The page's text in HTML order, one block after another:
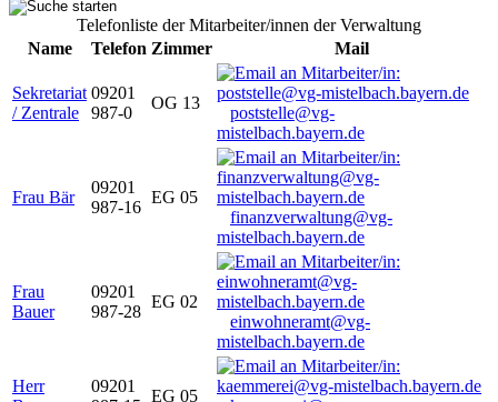
Telefonliste der Mitarbeiter/innen der Verwaltung
Name
Telefon Zimmer Mail
Sekretariat
/ Zentrale
09201
987-0
OG 13
poststelle@vg-
mistelbach.bayern.de
Frau Bär
09201
987-16
EG 05
finanzverwaltung@vg-
mistelbach.bayern.de
Frau
Bauer
09201
987-28
EG 02
einwohneramt@vg-
mistelbach.bayern.de
Herr
09201
EG 05